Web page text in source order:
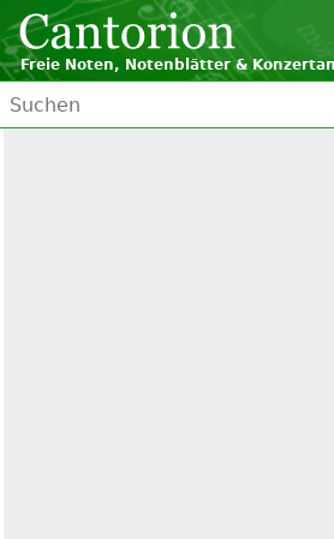
Freie Noten, Notenblätter &